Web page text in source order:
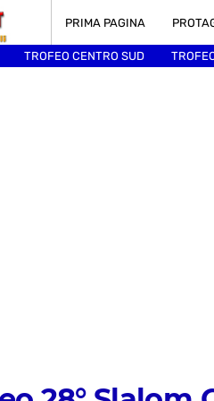
PRIMA PAGINA
TROFEO CENTRO SUD